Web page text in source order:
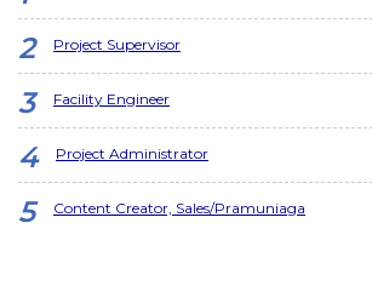
Project Supervisor
Facility Engineer
Project Administrator
Content Creator, Sales/Pramuniaga